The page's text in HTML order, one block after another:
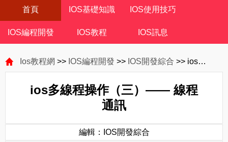
首頁 IOS基礎知識 IOS使用技巧
IOS編程開發 IOS教程 IOS訊息
Ios教程網 >> IOS編程開發 >> IOS開發綜合 >> ios多線程操作（三）—— 線程通訊
ios多線程操作（三）—— 線程
通訊
編輯：IOS開發綜合